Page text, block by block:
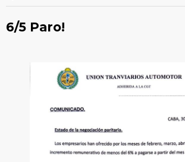
6/5 Paro!